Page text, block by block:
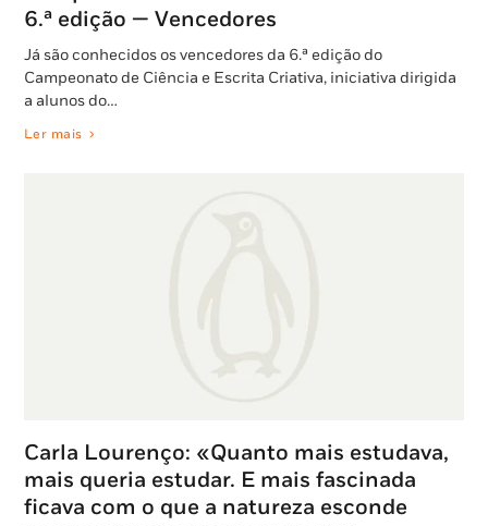
6.ª edição — Vencedores
Já são conhecidos os vencedores da 6.ª edição do
Campeonato de Ciência e Escrita Criativa, iniciativa dirigida
a alunos do…
Ler mais
Carla Lourenço: «Quanto mais estudava,
mais queria estudar. E mais fascinada
ficava com o que a natureza esconde